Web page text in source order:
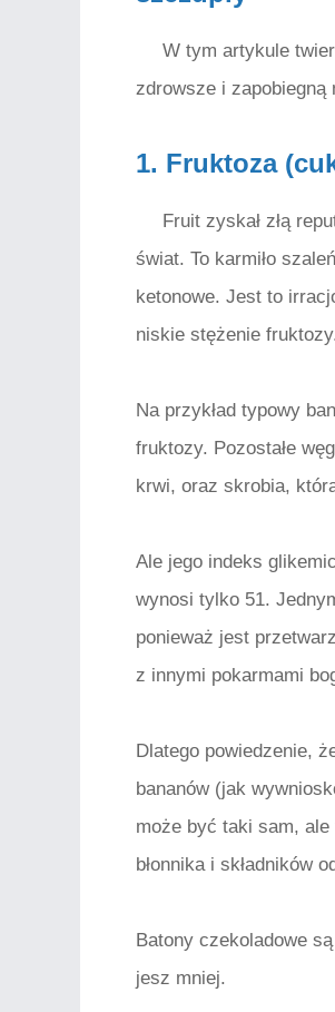
W tym artykule
zdrowsze i
1. Fruktoza
Fruit zyskał złą
świat. To karmiło
ketonowe. Jest to
niskie stężenie
Na przykład typowy
fruktozy. Pozostałe
krwi, oraz skrobia,
Ale jego indeks
wynosi tylko 51.
ponieważ jest
z innymi pokarmami
Dlatego powiedzenie,
bananów (jak
może być taki sam,
błonnika i składników
Batony czekoladowe
jesz mniej.